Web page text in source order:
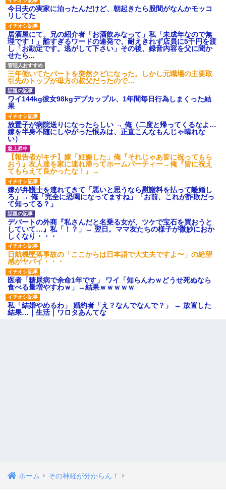
今日夫の実家に泊ったんだけど、朝起きたら股間がなんかモッコ
リしてた
居酒屋にて。兄の紹介者「お酒飲みなって」私「未成年なので無
理です！」酷すぎるワードの連発で、耐えきれず店員に5千円を渡
し「お勘定です。逃がして下さい」その後、録音内容を父に聞か
せたら...
三年働いてたパートを突然クビになった。しかし元職場の主要取
引先のトップが母方の叔父だったので…
ワイ144kg彼女98kgデブカップル、1年間毎日行為しまくった結
果
放置子が病院送りになったらしい → 俺（二度と帰ってくるなよ…
嫁を半身不随にしやがった恨みは、正直こんなもんじゃ晴れな
い）
【報告者がキチ】嫁「妊娠した」俺『それじゃあ皆に祝ってもら
おう』友人達を家に連れ帰ってホームパーティー→俺『皆に祝え
てもらえて良かったな！』→
嫁が弁護士を連れてきて「悪いと思うなら慰謝料を払って離婚し
ろ」→ 俺「完全に恐喝になってますね」「お前、これが詐欺だっ
て知ってる？」
デパートの外商『私さんだと名乗る女が、ツケで宝石を買おうと
していて…』私「！？」→ 翌日。ママ友たちの様子が微妙におか
しくなり・・・
日航機墜落事故の「ここからは日本語で大丈夫ですよ〜」の絶望
感がヤバイ・・・
医者「糖尿病で余命1年です」 ワイ「知らんわｗどうせ死ぬなら
食べる量増やすわｗ」→結果ｗｗｗｗｗ
私「結婚やめるわ」 婚約者「え？なんでなんで？」 → 放置した
結果…｜生活｜ワロタあんてな
ホーム その神経が分からん！